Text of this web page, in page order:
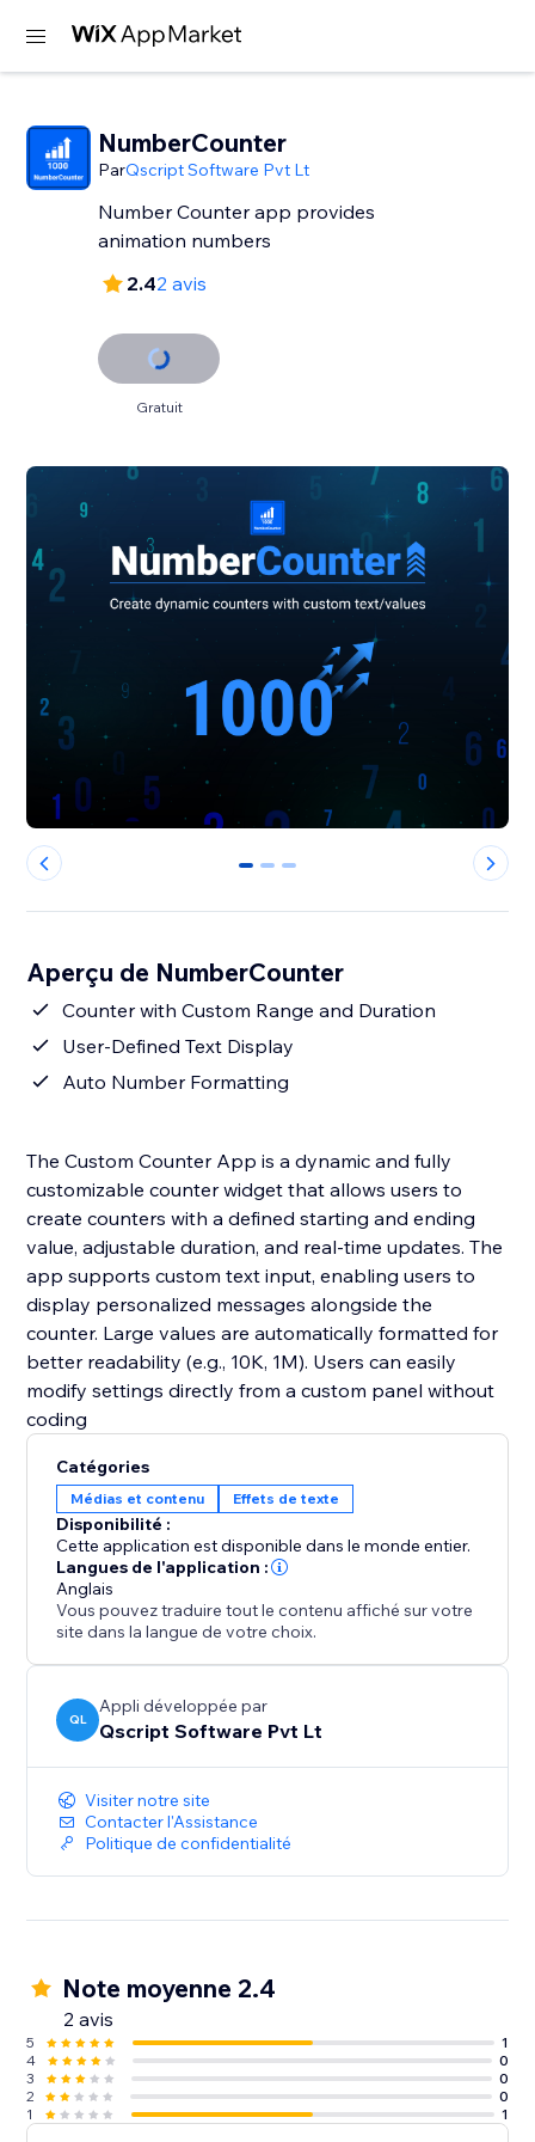
NumberCounter
ParQscript Software Pvt Lt
Number Counter app provides
2.42 avis
Gratuit
0 1 2
Aperçu de NumberCounter
Counter with Custom Range and Duration
User-Defined Text Display
Auto Number Formatting
The Custom Counter App is a dynamic and fully
customizable counter widget that allows users to
create counters with a defined starting and ending
value, adjustable duration, and real-time updates. The
app supports custom text input, enabling users to
display personalized messages alongside the
counter. Large values are automatically formatted for
better readability (e.g., 10K, 1M). Users can easily
modify settings directly from a custom panel without
coding
Catégories
Médias et contenu Effets de texte
Disponibilité :
Cette application est disponible dans le monde entier.
Langues de l'application :
Anglais
Vous pouvez traduire tout le contenu affiché sur votre
site dans la langue de votre choix.
QL
Appli développée par
Qscript Software Pvt Lt
Visiter notre site
Contacter l'Assistance
Politique de confidentialité
Note moyenne 2.4
2 avis
5
1
4
0
3
0
2
0
1
1